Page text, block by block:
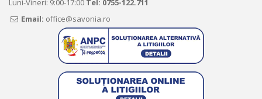
Luni-Vineri: 9:00-17:00 Tel: 0755-122.711
Email: office@savonia.ro